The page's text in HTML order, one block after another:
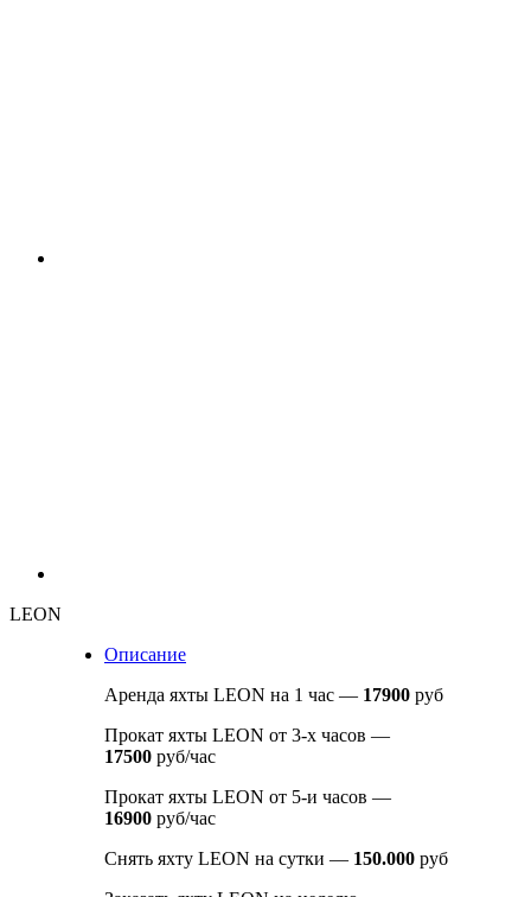
LEON
Описание
Аренда яхты LEON на 1 час — 17900 руб
Прокат яхты LEON от 3-х часов —
17500 руб/час
Прокат яхты LEON от 5-и часов —
16900 руб/час
Снять яхту LEON на сутки — 150.000 руб